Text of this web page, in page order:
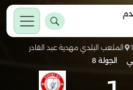
الملعب البلدي مهدية عبد القادر
الجولة 8